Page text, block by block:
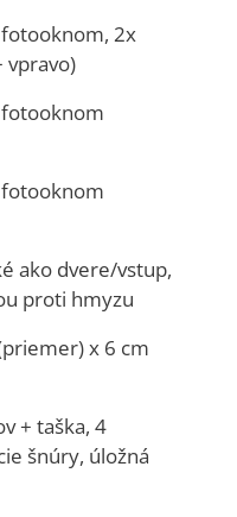
2x
vpravo)
ako dvere/vstup,
proti hmyzu
x 6 cm
+ taška, 4
šnúry, úložná